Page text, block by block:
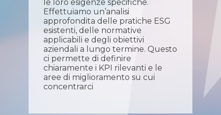
le loro esigenze specifiche.
Effettuiamo un’analisi
approfondita delle pratiche ESG
esistenti, delle normative
applicabili e degli obiettivi
aziendali a lungo termine. Questo
ci permette di definire
chiaramente i KPI rilevanti e le
aree di miglioramento su cui
concentrarci